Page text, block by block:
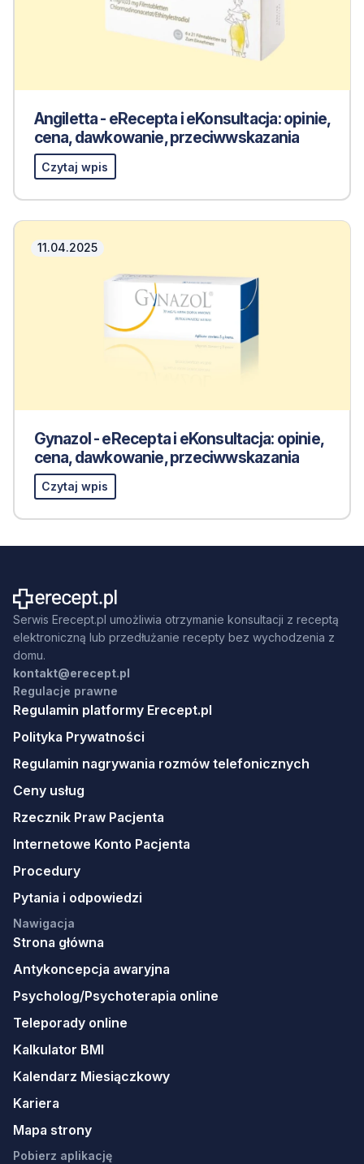
Angiletta - eRecepta i eKonsultacja: opinie,
cena, dawkowanie, przeciwwskazania
Czytaj wpis
11.04.2025
Gynazol - eRecepta i eKonsultacja: opinie,
cena, dawkowanie, przeciwwskazania
Czytaj wpis
Serwis Erecept.pl umożliwia otrzymanie konsultacji z receptą
elektroniczną lub przedłużanie recepty bez wychodzenia z
domu.
kontakt@erecept.pl
Regulacje prawne
Regulamin platformy Erecept.pl
Polityka Prywatności
Regulamin nagrywania rozmów telefonicznych
Ceny usług
Rzecznik Praw Pacjenta
Internetowe Konto Pacjenta
Procedury
Pytania i odpowiedzi
Nawigacja
Strona główna
Antykoncepcja awaryjna
Psycholog/Psychoterapia online
Teleporady online
Kalkulator BMI
Kalendarz Miesiączkowy
Kariera
Mapa strony
Pobierz aplikację